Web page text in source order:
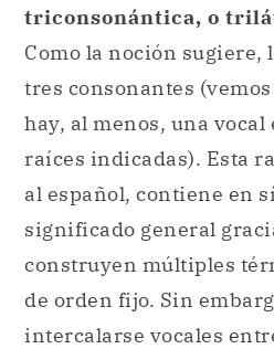
triconsonántica, o
Como la noción sugiere,
tres consonantes
hay, al menos, una vocal
raíces indicadas). Esta
al español, contiene en
significado general
construyen múltiples
de orden fijo. Sin
intercalarse vocales